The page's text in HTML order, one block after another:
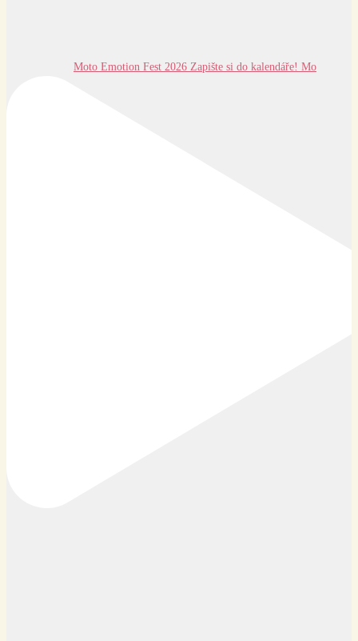
Moto Emotion Fest 2026 Zapište si do kalendáře! Mo